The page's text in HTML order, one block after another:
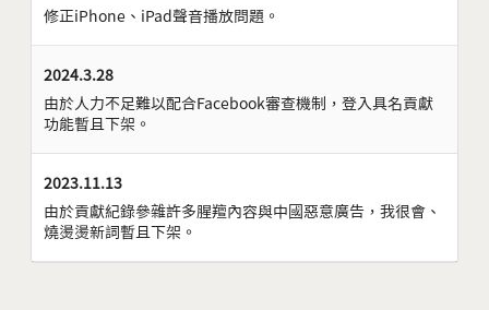
修正iPhone、iPad聲音播放問題。
2024.3.28
由於人力不足難以配合Facebook審查機制，登入具名貢獻
功能暫且下架。
2023.11.13
由於貢獻紀錄參雜許多腥羶內容與中國惡意廣告，我很會、
燒燙燙新詞暫且下架。